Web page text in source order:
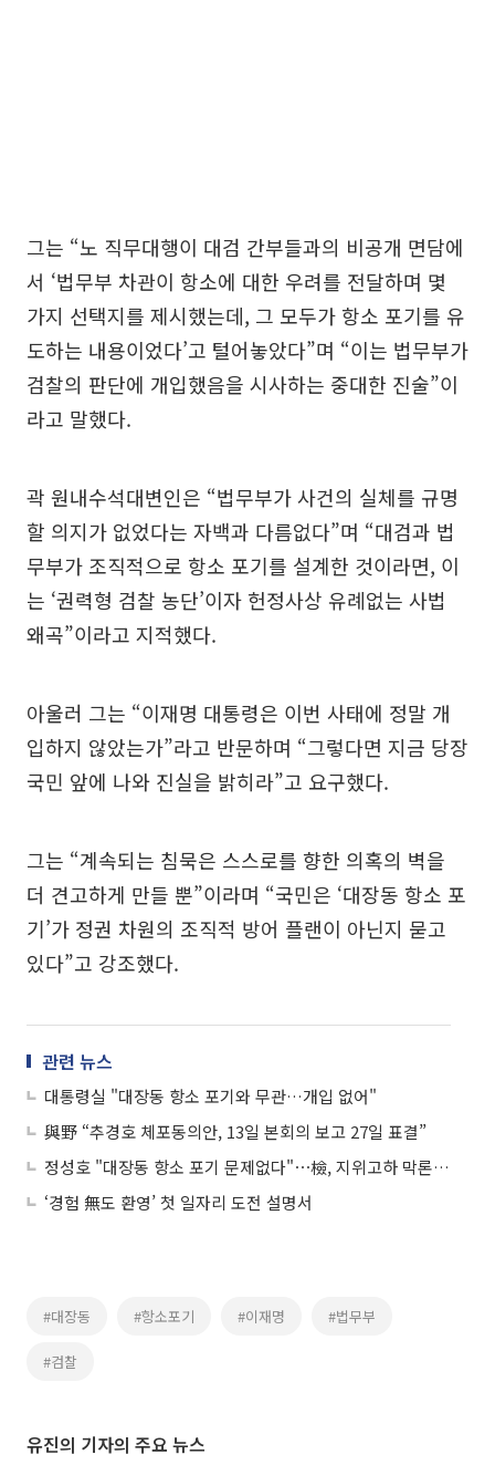
그는 “노 직무대행이 대검 간부들과의 비공개 면담에
서 ‘법무부 차관이 항소에 대한 우려를 전달하며 몇
가지 선택지를 제시했는데, 그 모두가 항소 포기를 유
도하는 내용이었다’고 털어놓았다”며 “이는 법무부가
검찰의 판단에 개입했음을 시사하는 중대한 진술”이
라고 말했다.
곽 원내수석대변인은 “법무부가 사건의 실체를 규명
할 의지가 없었다는 자백과 다름없다”며 “대검과 법
무부가 조직적으로 항소 포기를 설계한 것이라면, 이
는 ‘권력형 검찰 농단’이자 헌정사상 유례없는 사법
왜곡”이라고 지적했다.
아울러 그는 “이재명 대통령은 이번 사태에 정말 개
입하지 않았는가”라고 반문하며 “그렇다면 지금 당장
국민 앞에 나와 진실을 밝히라”고 요구했다.
그는 “계속되는 침묵은 스스로를 향한 의혹의 벽을
더 견고하게 만들 뿐”이라며 “국민은 ‘대장동 항소 포
기’가 정권 차원의 조직적 방어 플랜이 아닌지 묻고
있다”고 강조했다.
관련 뉴스
대통령실 "대장동 항소 포기와 무관…개입 없어"
與野 “추경호 체포동의안, 13일 본회의 보고 27일 표결”
정성호 "대장동 항소 포기 문제없다"⋯檢, 지위고하 막론 반발
‘경험 無도 환영’ 첫 일자리 도전 설명서
#대장동 #항소포기 #이재명 #법무부
#검찰
유진의 기자의 주요 뉴스